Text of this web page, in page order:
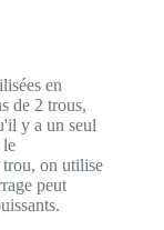
en
de 2 trous,
y a un seul
le
on utilise
peut